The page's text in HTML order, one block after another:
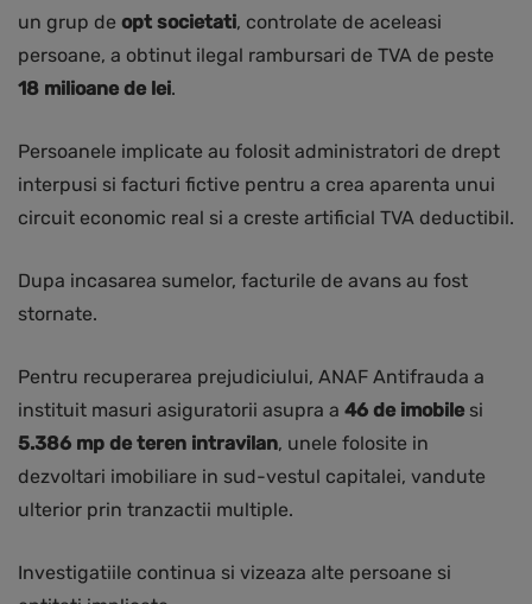
un grup de opt societati, controlate de aceleasi
persoane, a obtinut ilegal rambursari de TVA de peste
18 milioane de lei.
Persoanele implicate au folosit administratori de drept
interpusi si facturi fictive pentru a crea aparenta unui
circuit economic real si a creste artificial TVA deductibil.
Dupa incasarea sumelor, facturile de avans au fost
stornate.
Pentru recuperarea prejudiciului, ANAF Antifrauda a
instituit masuri asiguratorii asupra a 46 de imobilesi
5.386 mp de teren intravilan, unele folosite in
dezvoltari imobiliare in sud-vestul capitalei, vandute
ulterior prin tranzactii multiple.
Investigatiile continua si vizeaza alte persoane si